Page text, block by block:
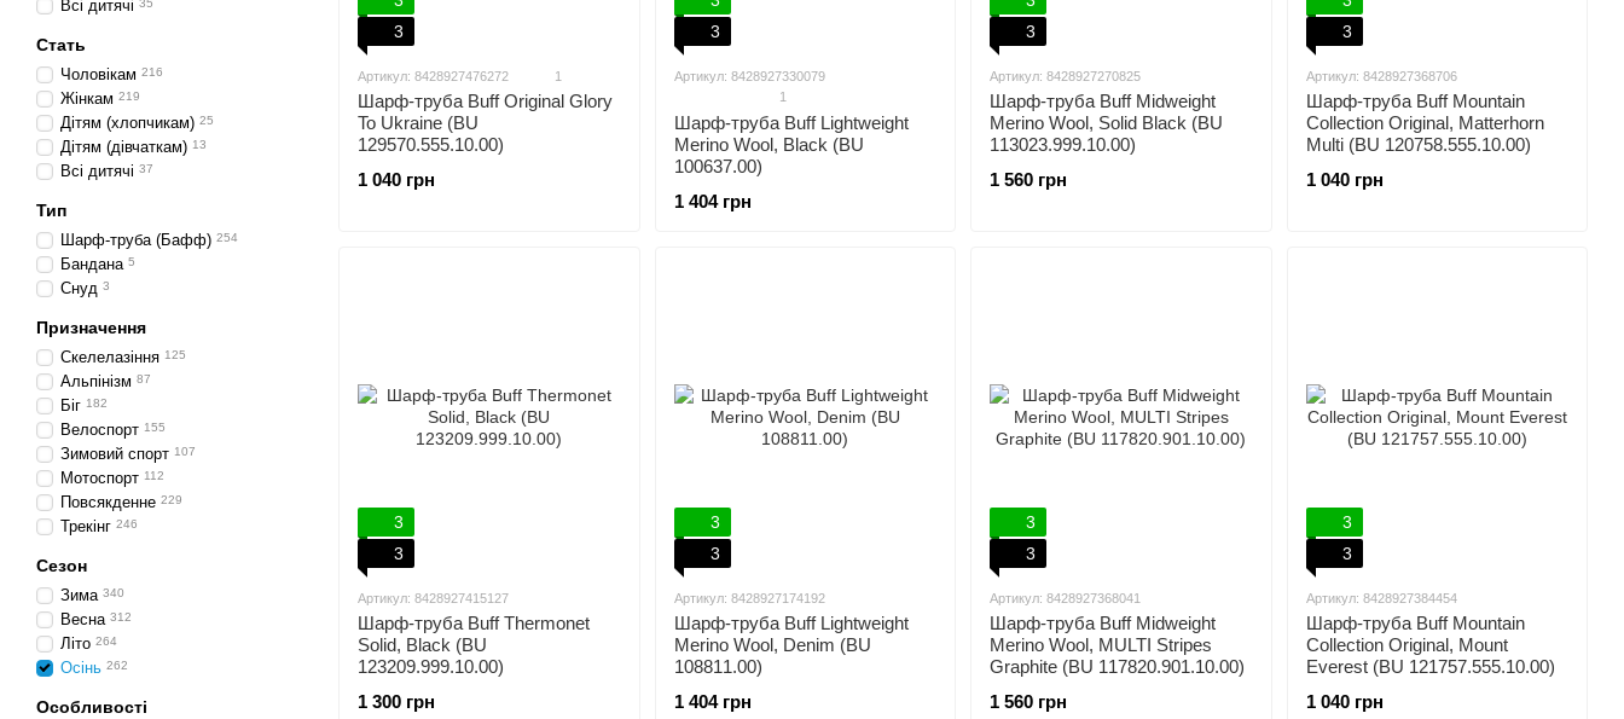
3
Артикул: 8428927476272 1
Шарф-труба Buff Original Glory
To Ukraine (BU
129570.555.10.00)
1 040 грн
3
Артикул: 8428927330079
1
Шарф-труба Buff Lightweight
Merino Wool, Black (BU
100637.00)
1 404 грн
3
Артикул: 8428927270825
Шарф-труба Buff Midweight
Merino Wool, Solid Black (BU
113023.999.10.00)
1 560 грн
3
Артикул: 8428927368706
Шарф-труба Buff Mountain
Collection Original, Matterhorn
Multi (BU 120758.555.10.00)
1 040 грн
3
3
Артикул: 8428927415127
Шарф-труба Buff Thermonet
Solid, Black (BU
123209.999.10.00)
1 300 грн
3
3
Артикул: 8428927174192
Шарф-труба Buff Lightweight
Merino Wool, Denim (BU
108811.00)
1 404 грн
3
3
Артикул: 8428927368041
Шарф-труба Buff Midweight
Merino Wool, MULTI Stripes
Graphite (BU 117820.901.10.00)
1 560 грн
3
3
Артикул: 8428927384454
Шарф-труба Buff Mountain
Collection Original, Mount
Everest (BU 121757.555.10.00)
1 040 грн
Всі дитячі 35
Стать
Чоловікам 216
Жінкам 219
Дітям (хлопчикам) 25
Дітям (дівчаткам) 13
Всі дитячі 37
Тип
Шарф-труба (Бафф) 254
Бандана 5
Снуд 3
Призначення
Скелелазіння 125
Альпінізм 87
Біг 182
Велоспорт 155
Зимовий спорт 107
Мотоспорт 112
Повсякденне 229
Трекінг 246
Сезон
Зима 340
Весна 312
Літо 264
Осінь 262
Особливості